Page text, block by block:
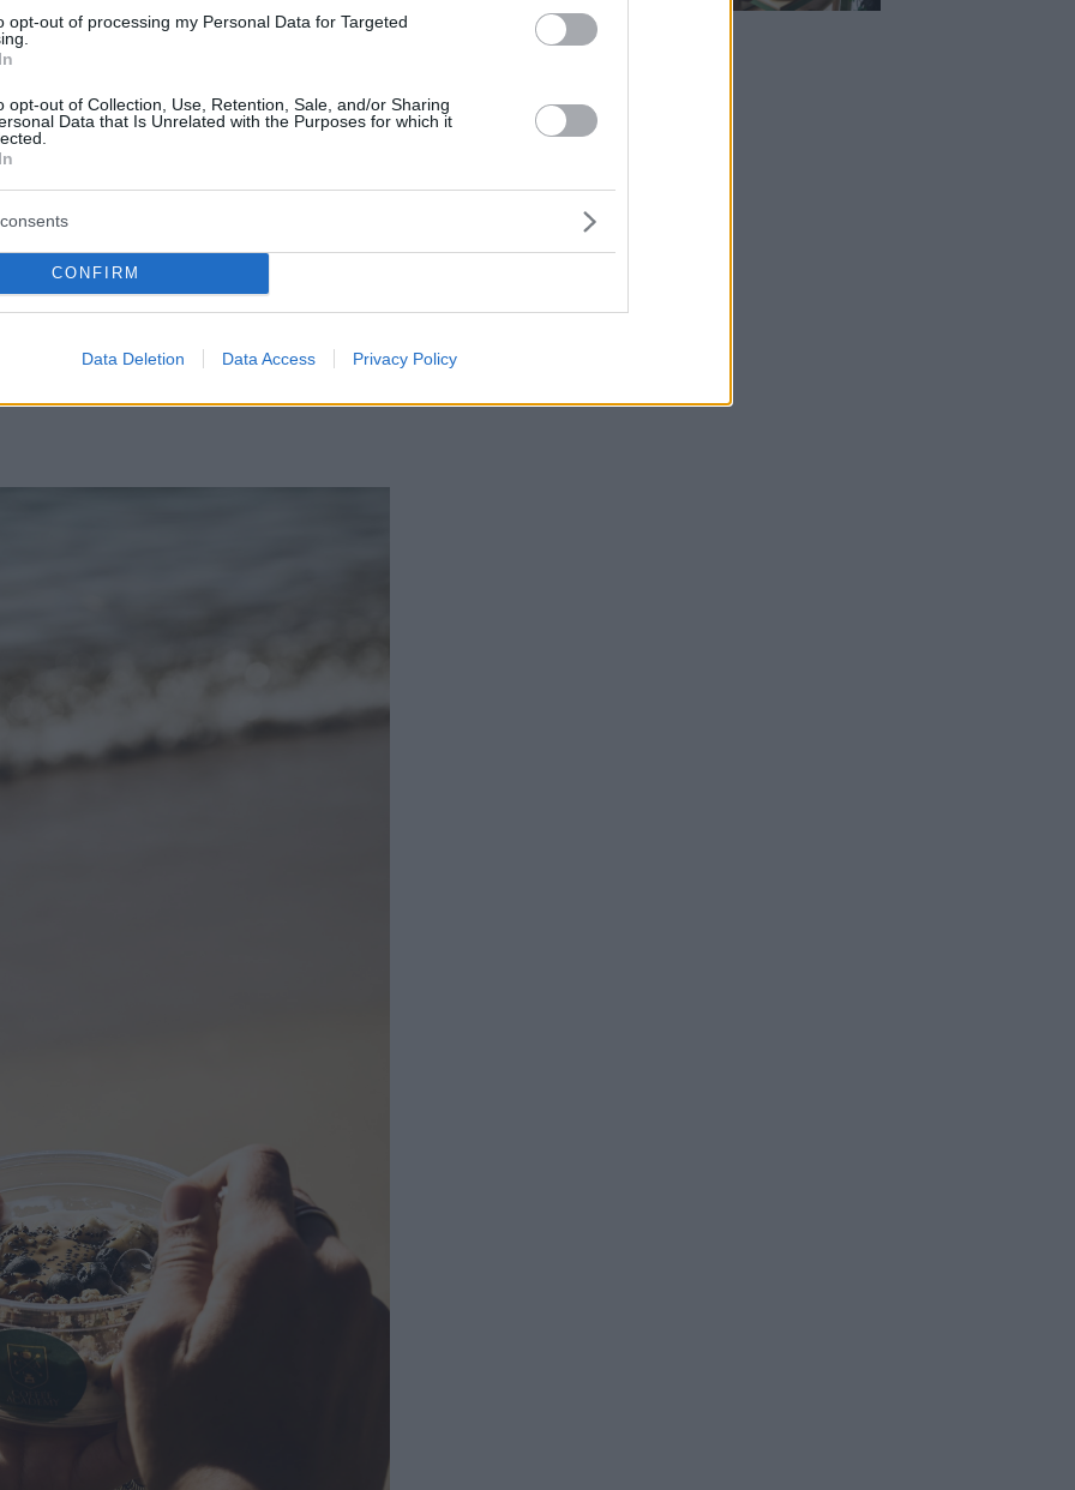
opt-out of processing my Personal Data for Targeted
opt-out of Collection, Use, Retention, Sale, and/or Sharing
Data that Is Unrelated with the Purposes for which it
CONFIRM
Data Deletion Data Access Privacy Policy
στο χέρι έχει άλλο ρυθμό. Το
το πρωινό ελαφραίνει, και η
τη χαλαρή λογική της σεζόν.
γιαούρτι και τα light wraps της
κάτι γρήγορο και προσεγμένο
αν θες κάτι πιο γλυκό, οι μπάρες
καθημερινά είναι μια καλή